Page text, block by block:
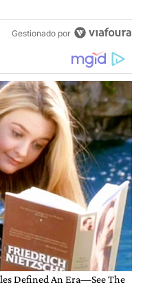
Gestionado por